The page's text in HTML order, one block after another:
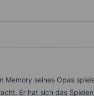
seines Opas
Er hat sich das